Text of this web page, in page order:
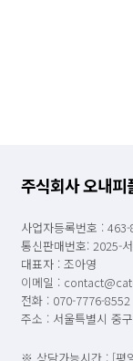
주식회사 오내피
사업자등록번호 :
통신판매번호: 2025-
대표자 : 조아영
이메일 :
전화 : 070-7776-8552
주소 : 서울특별시 중